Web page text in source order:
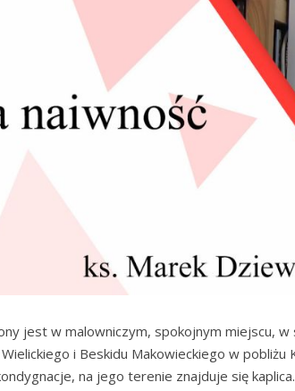
jest w malowniczym, spokojnym miejscu,
i Beskidu Makowieckiego w
na jego terenie znajduje się